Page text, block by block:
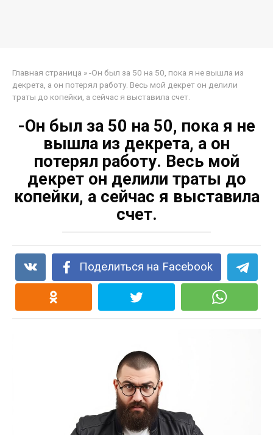
Главная страница »-Он был за 50 на 50, пока я не вышла из
декрета, а он потерял работу. Весь мой декрет он делили
траты до копейки, а сейчас я выставила счет.
-Он был за 50 на 50, пока я не
вышла из декрета, а он
потерял работу. Весь мой
декрет он делили траты до
копейки, а сейчас я выставила
счет.
Поделиться на Facebook